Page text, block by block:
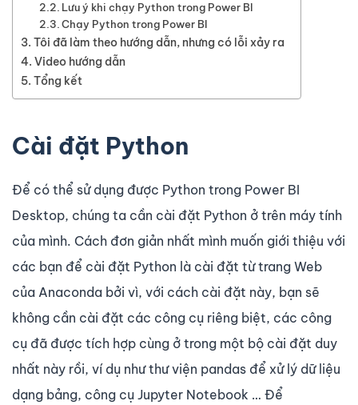
Lưu ý khi chạy Python trong Power BI
Chạy Python trong Power BI
Tôi đã làm theo hướng dẫn, nhưng có lỗi xảy ra
Video hướng dẫn
Tổng kết
Cài đặt Python
Để có thể sử dụng được Python trong Power BI
Desktop, chúng ta cần cài đặt Python ở trên máy tính
của mình. Cách đơn giản nhất mình muốn giới thiệu với
các bạn để cài đặt Python là cài đặt từ trang Web
của Anaconda bởi vì, với cách cài đặt này, bạn sẽ
không cần cài đặt các công cụ riêng biệt, các công
cụ đã được tích hợp cùng ở trong một bộ cài đặt duy
nhất này rồi, ví dụ như thư viện pandas để xử lý dữ liệu
dạng bảng, công cụ Jupyter Notebook … Để